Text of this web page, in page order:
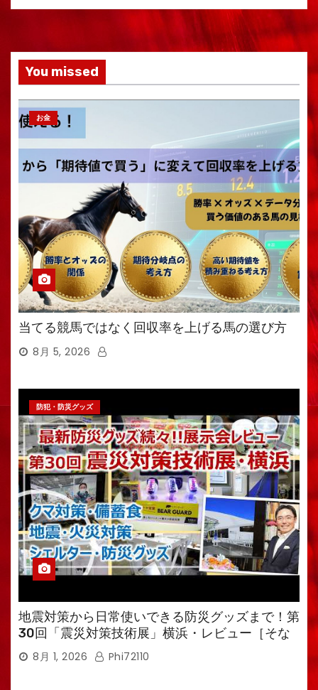
You missed
お金
当てる競馬ではなく回収率を上げる馬の選び方
8月 5, 2026
防犯・防災グッズ
地震対策から日常使いできる防災グッズまで！第
30回「震災対策技術展」横浜・レビュー［そな
えるTV・高荷智也］
8月 1, 2026 Phi72110